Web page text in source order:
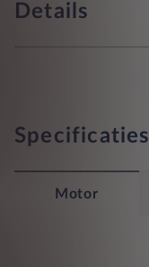
Details
Specificaties
Motor